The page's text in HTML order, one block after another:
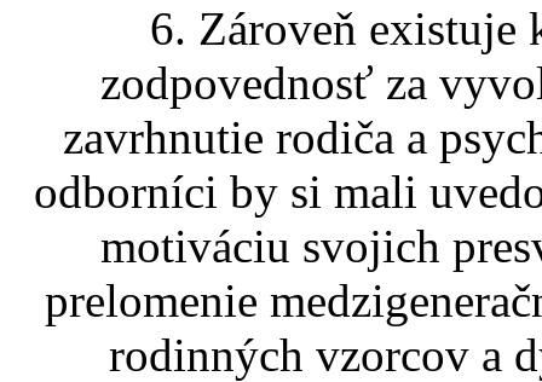
6. Zároveň existuje
zodpovednosť za
zavrhnutie rodiča a
odborníci by si mali
motiváciu svojich
prelomenie
rodinných vzorcov a